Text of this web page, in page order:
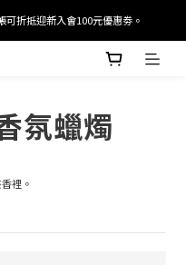
可獲得百元購物金2張。
折抵迎新入會100元優惠劵。
可獲得百元購物金2張。
氛蠟燭
裡。